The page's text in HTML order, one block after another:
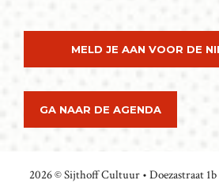
MELD JE AAN VOOR DE
GA NAAR DE AGENDA
2026 © Sijthoff Cultuur • Doezastraat 1b